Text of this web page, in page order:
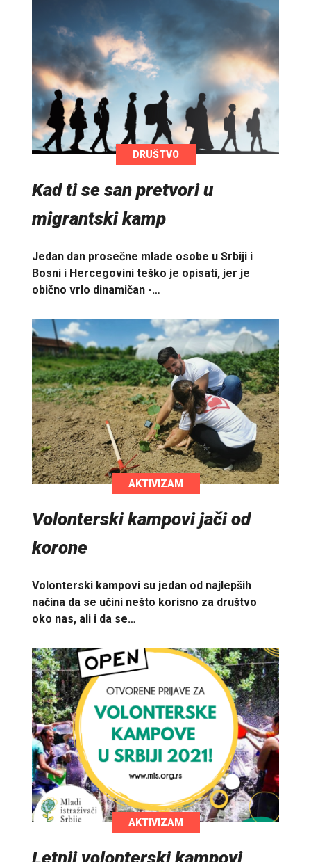
DRUŠTVO
Kad ti se san pretvori u
migrantski kamp
Jedan dan prosečne mlade osobe u Srbiji i
Bosni i Hercegovini teško je opisati, jer je
obično vrlo dinamičan -…
AKTIVIZAM
Volonterski kampovi jači od
korone
Volonterski kampovi su jedan od najlepših
načina da se učini nešto korisno za društvo
oko nas, ali i da se…
AKTIVIZAM